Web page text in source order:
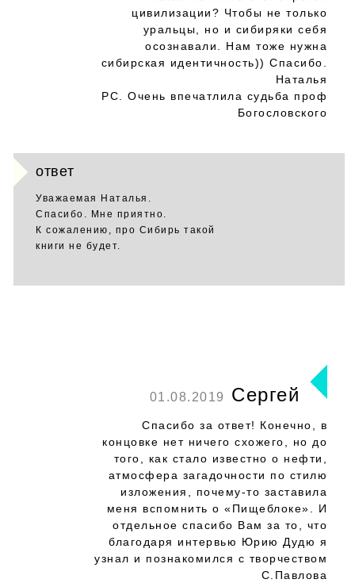
цивилизации? Чтобы не только
уральцы, но и сибиряки себя
осознавали. Нам тоже нужна
сибирская идентичность)) Спасибо.
Наталья
РС. Очень впечатлила судьба проф
Богословского
ответ
Уважаемая Наталья.
Спасибо. Мне приятно.
К сожалению, про Сибирь такой
книги не будет.
01.08.2019 Сергей
Спасибо за ответ! Конечно, в
концовке нет ничего схожего, но до
того, как стало известно о нефти,
атмосфера загадочности по стилю
изложения, почему-то заставила
меня вспомнить о «Пищеблоке». И
отдельное спасибо Вам за то, что
благодаря интервью Юрию Дудю я
узнал и познакомился с творчеством
С.Павлова